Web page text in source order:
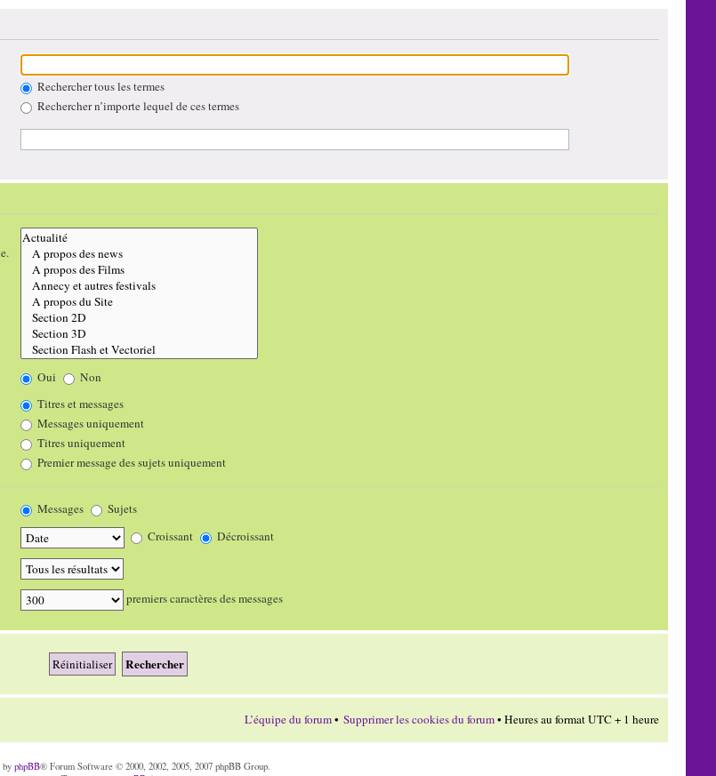
Rechercher tous les termes
Rechercher n’importe lequel de ces termes
Oui Non
Titres et messages
Messages uniquement
Titres uniquement
Premier message des sujets uniquement
Messages Sujets
Croissant Décroissant
premiers caractères des messages
L’équipe du forum• Supprimer les cookies du forum• Heures au format UTC + 1 heure
by phpBB® Forum Software © 2000, 2002, 2005, 2007 phpBB Group.